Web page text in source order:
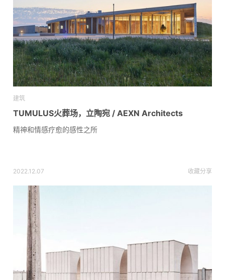
建筑
TUMULUS火葬场，立陶宛 / AEXN Architects
精神和情感疗愈的感性之所
2022.12.07 收藏分享